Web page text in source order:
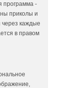
программа -
приколы и
каждые
в правом